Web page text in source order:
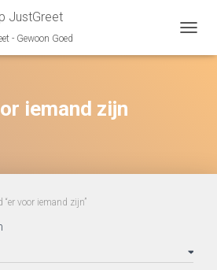
JustGreet
- Gewoon Goed
iemand zijn
voor iemand zijn”
nieuwste